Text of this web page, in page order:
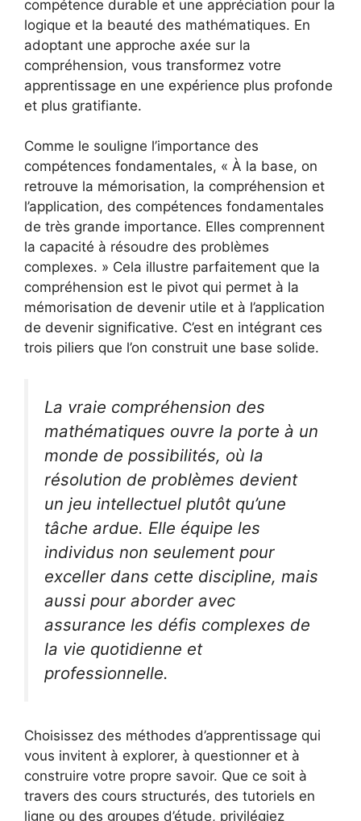
compétence durable et une appréciation pour la
logique et la beauté des mathématiques. En
adoptant une approche axée sur la
compréhension, vous transformez votre
apprentissage en une expérience plus profonde
et plus gratifiante.
Comme le souligne l’importance des
compétences fondamentales, « À la base, on
retrouve la mémorisation, la compréhension et
l’application, des compétences fondamentales
de très grande importance. Elles comprennent
la capacité à résoudre des problèmes
complexes. » Cela illustre parfaitement que la
compréhension est le pivot qui permet à la
mémorisation de devenir utile et à l’application
de devenir significative. C’est en intégrant ces
trois piliers que l’on construit une base solide.
La vraie compréhension des
mathématiques ouvre la porte à un
monde de possibilités, où la
résolution de problèmes devient
un jeu intellectuel plutôt qu’une
tâche ardue. Elle équipe les
individus non seulement pour
exceller dans cette discipline, mais
aussi pour aborder avec
assurance les défis complexes de
la vie quotidienne et
professionnelle.
Choisissez des méthodes d’apprentissage qui
vous invitent à explorer, à questionner et à
construire votre propre savoir. Que ce soit à
travers des cours structurés, des tutoriels en
ligne ou des groupes d’étude, privilégiez